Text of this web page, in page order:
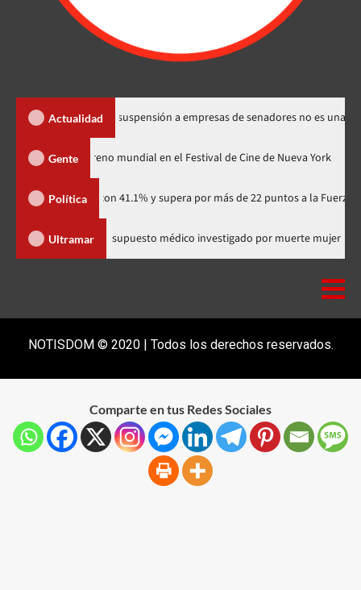
Actualidad
Santos dice suspensión a empresas de senadores no es una sanción
Gente
Minus Zero» tendrá su estreno mundial en el Festival de Cine de
Política
con 41.1% y supera por más de 22 puntos a la Fuerza del Pueblo
Ultramar Salió de RD supuesto médico investigado por
NOTISDOM © 2020 | Todos los derechos reservados.
Comparte en tus Redes Sociales